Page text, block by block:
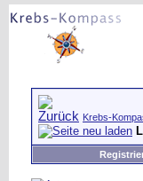
Krebs-